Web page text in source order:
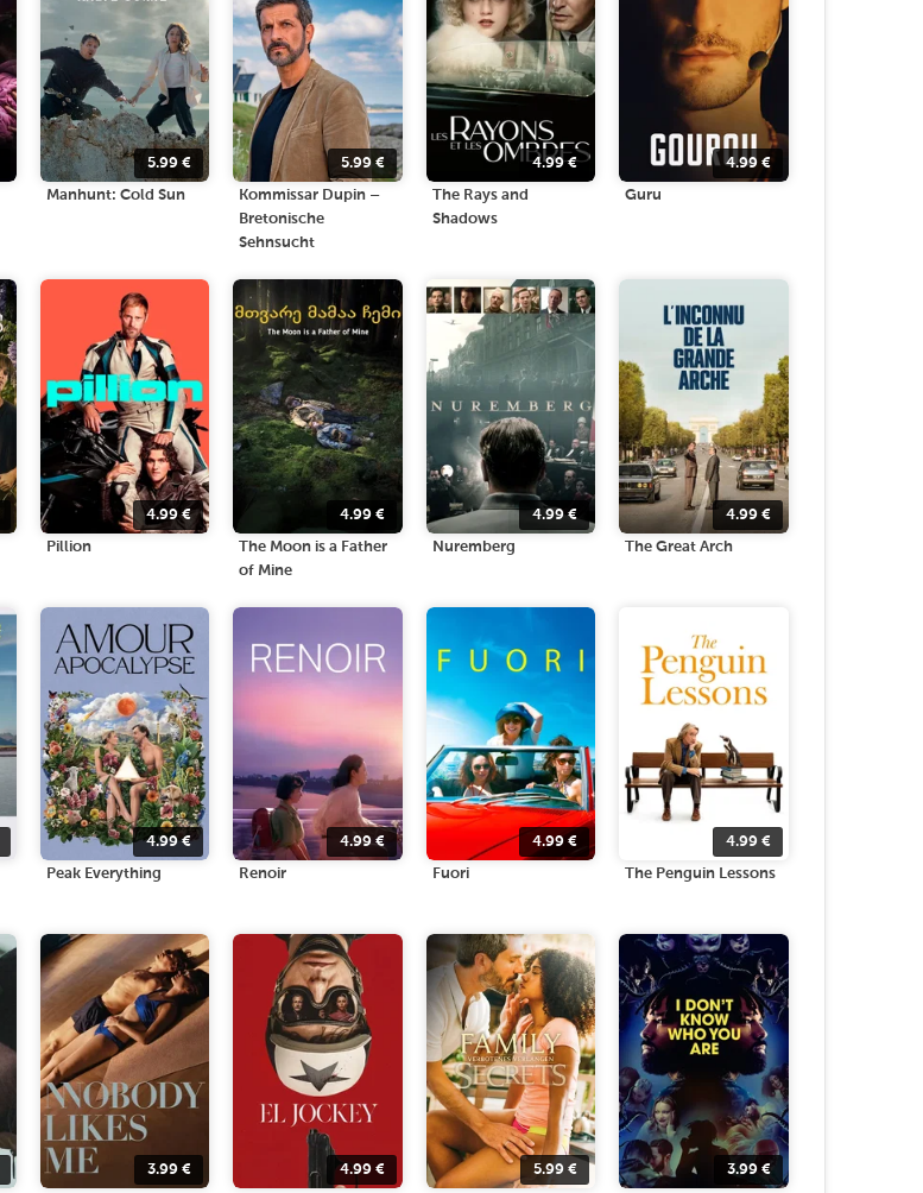
5.99 €
Manhunt: Cold Sun
5.99€
Kommissar Dupin –
Bretonische
Sehnsucht
4.99€
The Rays and
Shadows
4.99€
Guru
4.99€
Pillion
4.99€
The Moon is a Father
of Mine
4.99€
Nuremberg
4.99€
The Great Arch
4.99€
Peak Everything
4.99€
Renoir
4.99 €
Fuori
4.99€
The Penguin Lessons
3.99 € 4.99€ 5.99 € 3.99€